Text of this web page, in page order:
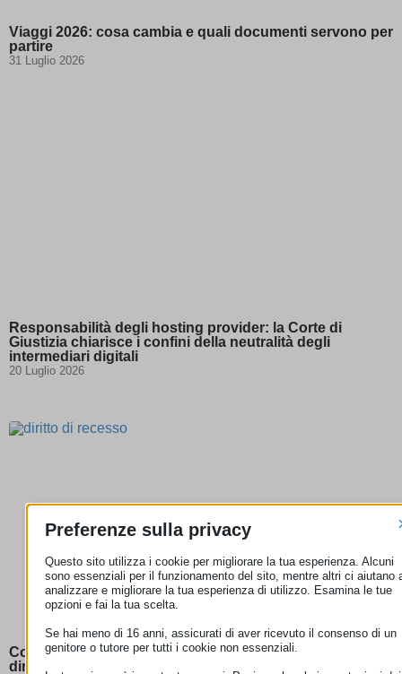
Viaggi 2026: cosa cambia e quali documenti servono per
partire
31 Luglio 2026
Responsabilità degli hosting provider: la Corte di
Giustizia chiarisce i confini della neutralità degli
intermediari digitali
20 Luglio 2026
Corte di giustizia UE: per gli abbonamenti streaming il
diritto di recesso non può essere escluso se l’offerta si
Preferenze sulla privacy
Questo sito utilizza i cookie per migliorare la tua esperienza. Alcuni
sono essenziali per il funzionamento del sito, mentre altri ci aiutano
analizzare e migliorare la tua esperienza di utilizzo. Esamina le tue
opzioni e fai la tua scelta.
Se hai meno di 16 anni, assicurati di aver ricevuto il consenso di un
genitore o tutore per tutti i cookie non essenziali.